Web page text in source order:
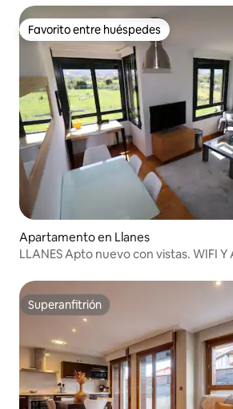
Favorito entre huéspedes
Favorito entre huéspedes
Apartamento en Llanes
LLANES Apto nuevo con vistas. WIFI
Superanfitrión
Superanfitrión